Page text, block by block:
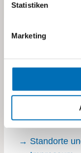
Statistiken
Marketing
+41 43 355 10
→ Standorte